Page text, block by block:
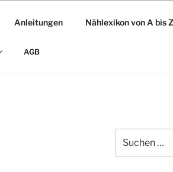
Anleitungen Nählexikon von A bis Z
AGB
nach: